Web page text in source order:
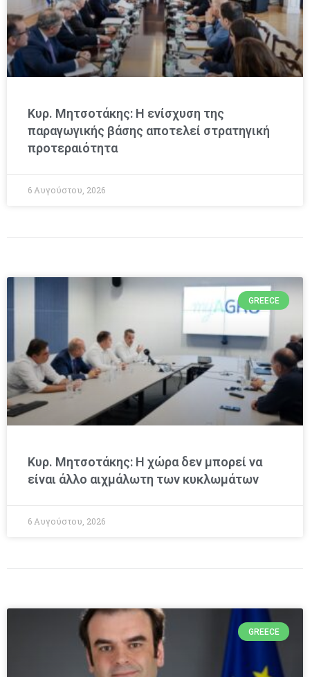
Κυρ. Μητσοτάκης: Η ενίσχυση της
παραγωγικής βάσης αποτελεί στρατηγική
προτεραιότητα
6 Αυγούστου, 2026
GREECE
Κυρ. Μητσοτάκης: Η χώρα δεν μπορεί να
είναι άλλο αιχμάλωτη των κυκλωμάτων
6 Αυγούστου, 2026
GREECE